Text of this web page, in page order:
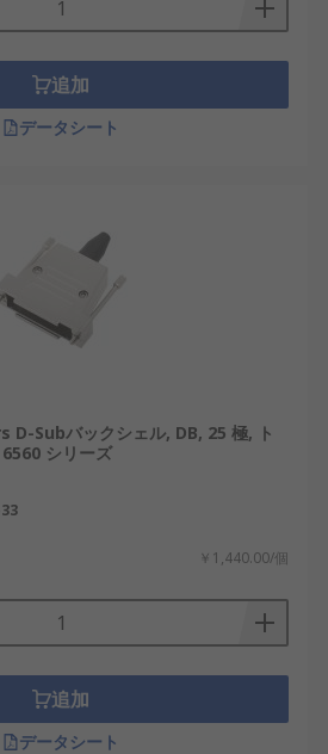
追加
データシート
Subバックシェル, DB, 25 極, ト
シリーズ
￥1,440.00/個
追加
データシート